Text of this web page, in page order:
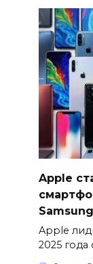
Apple
Samsung
Apple
2025 года